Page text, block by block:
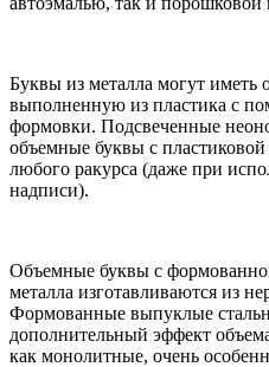
Буквы из металла могут
выполненную из пластика с
формовки. Подсвеченные
объемные буквы с
любого ракурса (даже при
надписи).
Объемные буквы с
металла изготавливаются из
Формованные выпуклые
дополнительный эффект
как монолитные, очень